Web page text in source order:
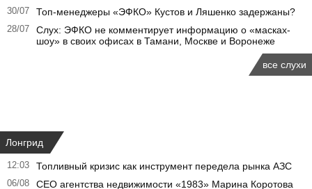
30/07 Топ-менеджеры «ЭФКО» Кустов и Ляшенко задержаны?
28/07
Слух: ЭФКО не комментирует информацию о «масках-
шоу» в своих офисах в Тамани, Москве и Воронеже
все слухи
Лонгрид
12:03 Топливный кризис как инструмент передела рынка АЗС
06/08
CEO агентства недвижимости «1983» Марина Коротова